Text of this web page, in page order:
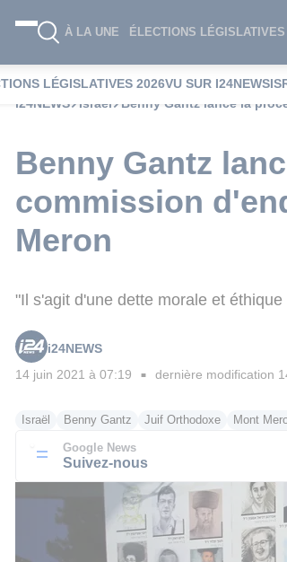
À LA UNE ÉLECTIONS LÉGISLATIVES
LÉGISLATIVES 2026VU SUR I24NEWS
i24NEWS
Israël Benny Gantz lance la
Benny Gantz
commission
Meron
"Il s'agit d'une dette morale et
i24NEWS
14 juin 2021 à 07:19 ■ dernière modification
Israël Benny Gantz Juif Orthodoxe Mont
Google News
Suivez-nous